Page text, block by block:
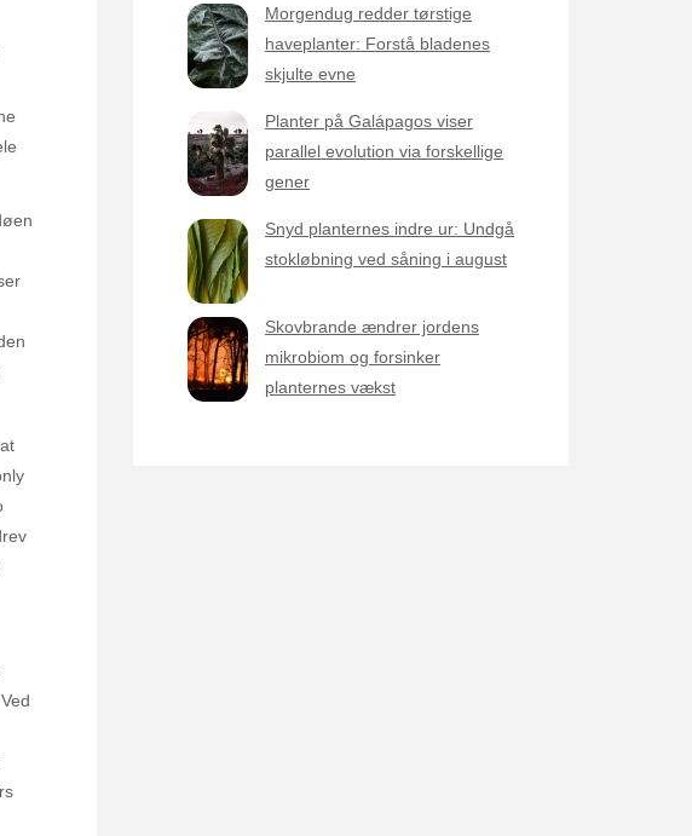
Morgendug redder tørstige
haveplanter: Forstå bladenes
skjulte evne
Planter på Galápagos viser
parallel evolution via forskellige
gener
Snyd planternes indre ur: Undgå
stokløbning ved såning i august
Skovbrande ændrer jordens
mikrobiom og forsinker
planternes vækst